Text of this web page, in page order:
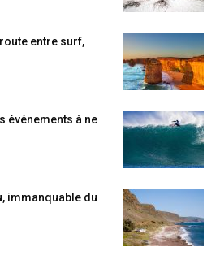
entre surf,
événements à ne
immanquable du